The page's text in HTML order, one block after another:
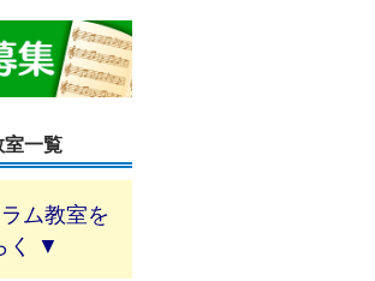
室一覧
ム教室